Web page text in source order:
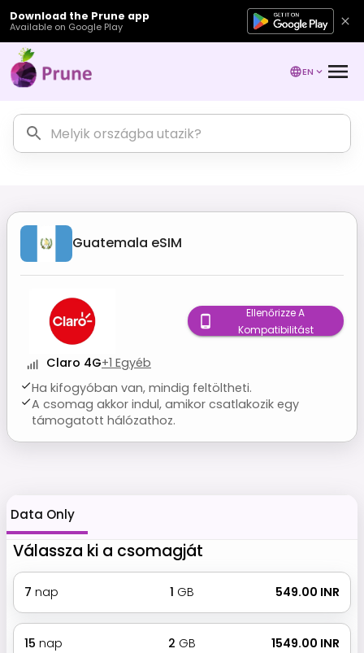
Download the Prune app
Available on Google Play
EN
Guatemala eSIM
Claro 4G+1 Egyéb
Ha kifogyóban van, mindig feltöltheti.
A csomag akkor indul, amikor csatlakozik egy
támogatott hálózathoz.
Ellenőrizze A
Kompatibilitást
Data Only
Válassza ki a csomagját
7 nap 1 GB ₹ 549.00 INR
15 nap 2 GB ₹ 1549.00 INR